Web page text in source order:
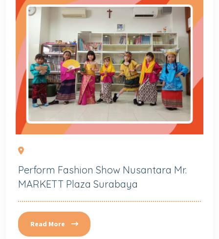
Perform Fashion Show Nusantara Mr.
MARKETT Plaza Surabaya
Read More